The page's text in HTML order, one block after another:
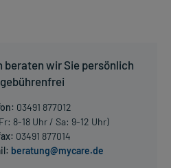
beraten wir Sie persönlich
03491 877012
8-18 Uhr / Sa: 9-12 Uhr)
03491 877014
beratung@mycare.de